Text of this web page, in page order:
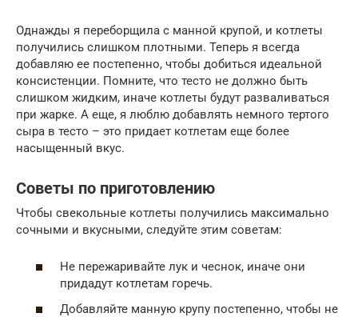
Однажды я переборщила с манной крупой, и котлеты
получились слишком плотными. Теперь я всегда
добавляю ее постепенно, чтобы добиться идеальной
консистенции. Помните, что тесто не должно быть
слишком жидким, иначе котлеты будут разваливаться
при жарке. А еще, я люблю добавлять немного тертого
сыра в тесто – это придает котлетам еще более
насыщенный вкус.
Советы по приготовлению
Чтобы свекольные котлеты получились максимально
сочными и вкусными, следуйте этим советам:
Не пережаривайте лук и чеснок, иначе они
придадут котлетам горечь.
Добавляйте манную крупу постепенно, чтобы не